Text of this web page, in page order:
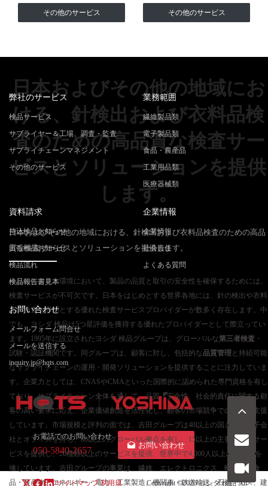
その他のサービス その他のサービス
日本およびその他の地域にお
ける、針検出および衣料品検
査のための高品質な検査サー
ビスとソリューションを提供
します。
日本およびその他の地域における、針検出および衣料品検査のための高品
質な検査サービスとソリューションを提供します。
今日のビジネス環境において、製品の品質と取引の安全性を確保するためには、
検査サービスが不可欠です。日本をはじめとする世界各地には、針の検出や衣料
品の検査を専門とする優れた検査サービスプロバイダーが数多く存在します。中
でも、ヨシダ 検品は5つ星評価を獲得する優れたプロバイダーとして際立ってい
ます。1995年に設立されたヨシダ 検品グループは、グローバルな第三者検査 ・
試験・認証機関です。同グループは、顧客に対し、包括的な品質管理 と持続可能
なサプライチェーンの運用・開発ソリューションを提供することに注力していま
す。企業力としては、CNASやCMAといった国際的に認められた専門資格を有し
ており、サプライチェーン全体を通して、品質、安全性、社会的責任に関する顧
客の高い要求に応え、企業価値創造を活性化し、顧客の市場競争での勝利を支援
しています。市場規模と評判の面では、吉田グループは40以上の国と地域に子会
社とオフィスを持ち、80以上のグローバル拠点を有し、15以上の主要産業にサー
ビスを提供し、20種類以上のサービスを提供、世界中で4,000人以上の従業員を
擁しています。吉田グループの事業は、繊維、エレクトロニクス、軽工業、食
品・農産物、エネルギー・電力、工業製造、機関車・鉄道輸送、石油・ガス、建
弊社のサービス
検品サービス
サプライヤー＆工場 調査・監査
サプライチェーンマネジメント
その他のサービス
業務範囲
繊維製品類
電子製品類
食品・農産品
工業用品類
医療器械類
資料請求
持込検品お知らせ
出張検品お知らせ
検品流れ
検品報告書見本
企業情報
企業情報
社会責任
よくある質問
お問い合わせ
メールフォーム問合せ
メールを送信する
inquiry.jp@hqts.com
お電話でのお問い合わせ
050-5840-2657
お問い合わせ
サイトマップ 利用規 Copyright ©2026ヨシダ 検品All